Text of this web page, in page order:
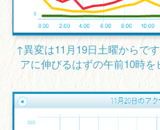
↑異変は11月19日土曜からで
アに伸びるはずの午前10時を